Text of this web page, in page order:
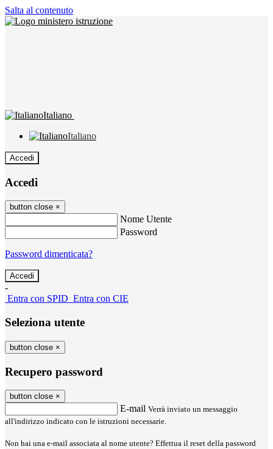
Salta al contenuto
Italiano
Italiano
Accedi
Accedi
button close ×
Nome Utente
Password
Password dimenticata?
-
Entra con SPID Entra con CIE
Seleziona utente
button close ×
Recupero password
button close ×
E-mail Verrà inviato un messaggio
all'indirizzo indicato con le istruzioni necessarie.
Non hai una e-mail associata al nome utente? Effettua il reset della password